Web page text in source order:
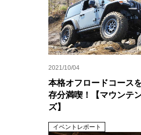
2021/10/04
本格オフロードコース
存分満喫！【マウンテ
ズ】
イベントレポート